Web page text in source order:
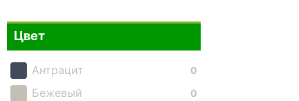
Цвет
0
Антрацит
0
Бежевый